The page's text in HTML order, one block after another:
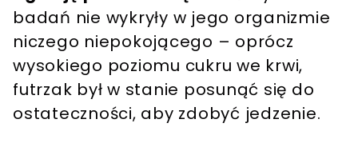
badań nie wykryły w jego organizmie
niczego niepokojącego – oprócz
wysokiego poziomu cukru we krwi,
futrzak był w stanie posunąć się do
ostateczności, aby zdobyć jedzenie.